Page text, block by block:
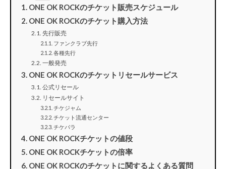
ONE OK ROCKのチケット販売スケジュール
ONE OK ROCKのチケット購入方法
先行販売
ファンクラブ先行
各種先行
一般発売
ONE OK ROCKのチケットリセールサービス
公式リセール
リセールサイト
チケジャム
チケット流通センター
チケパラ
ONE OK ROCKチケットの値段
ONE OK ROCKチケットの倍率
ONE OK ROCKのチケットに関するよくある質問